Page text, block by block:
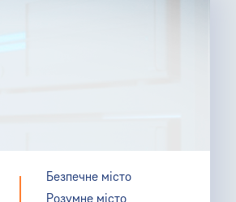
Безпечне місто
Розумне місто